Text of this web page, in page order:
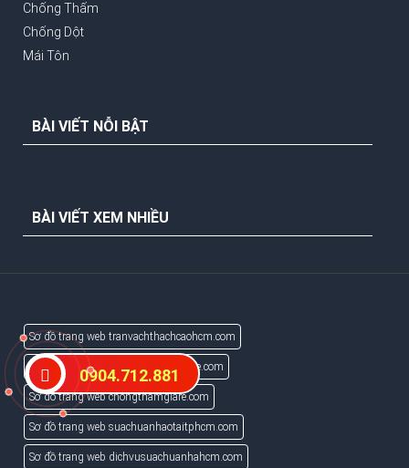
Chống Thấm
Chống Dột
Mái Tôn
BÀI VIẾT NỖI BẬT
BÀI VIẾT XEM NHIỀU
Sơ đồ trang web tranvachthachcaohcm.com
Sơ đồ trang web suanhatrongoigiare.com
Sơ đồ trang web chongthamgiare.com
Sơ đồ trang web suachuanhaotaitphcm.com
Sơ đồ trang web dichvusuachuanhahcm.com
0904.712.881